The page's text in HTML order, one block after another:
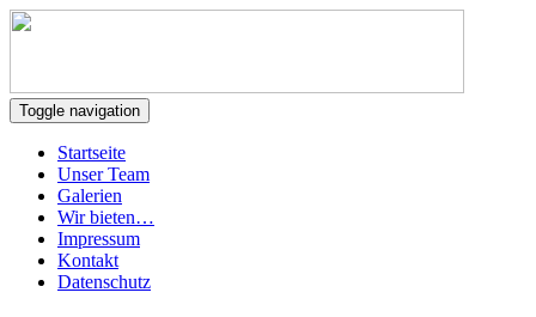
Toggle navigation
Startseite
Unser Team
Galerien
Wir bieten…
Impressum
Kontakt
Datenschutz